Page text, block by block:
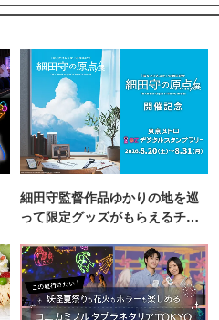
細田守監督作品ゆかりの地を巡
って限定グッズがもらえるチャ